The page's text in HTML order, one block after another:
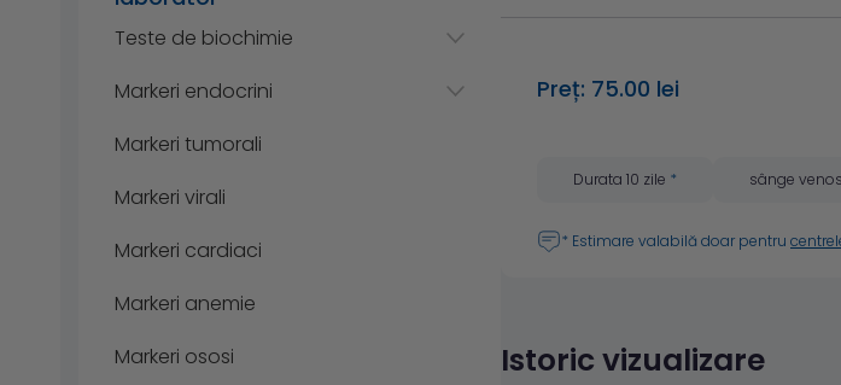
Teste de biochimie
Markeri endocrini
Markeri tumorali
Markeri virali
Markeri cardiaci
Markeri anemie
Markeri ososi
Preț: 75.00 lei
Durata 10 zile * sânge venos
* Estimare valabilă doar pentru
Istoric vizualizare